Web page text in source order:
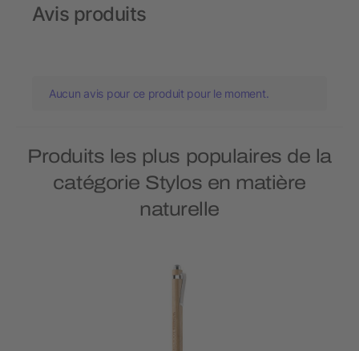
Avis produits
Aucun avis pour ce produit pour le moment.
Produits les plus populaires de la
catégorie Stylos en matière
naturelle